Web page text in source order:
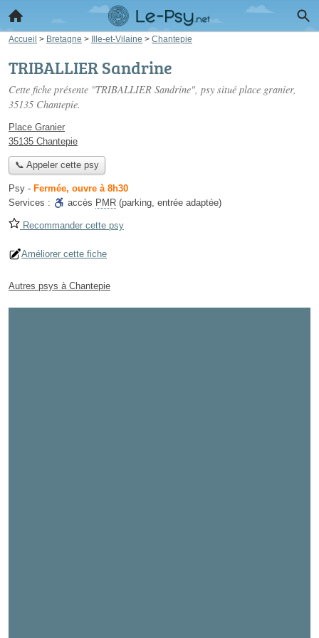
Accueil > Bretagne > Ille-et-Vilaine > Chantepie
TRIBALLIER Sandrine
Cette fiche présente "TRIBALLIER Sandrine", psy situé place granier,
35135 Chantepie.
Place Granier
35135 Chantepie
📞 Appeler cette psy
Psy - Fermée, ouvre à 8h30
Services :
accès PMR (parking, entrée adaptée)
Recommander cette psy
Améliorer cette fiche
Autres psys à Chantepie